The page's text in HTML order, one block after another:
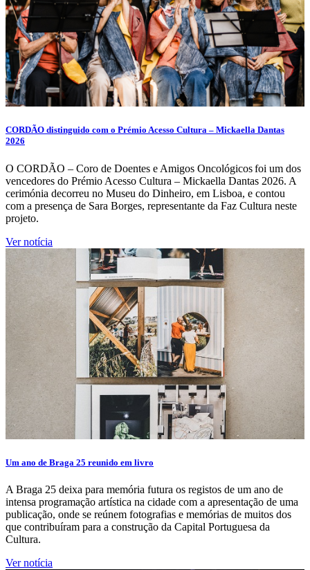
CORDÃO distinguido com o Prémio Acesso Cultura – Mickaella Dantas
2026
O CORDÃO – Coro de Doentes e Amigos Oncológicos foi um dos
vencedores do Prémio Acesso Cultura – Mickaella Dantas 2026. A
cerimónia decorreu no Museu do Dinheiro, em Lisboa, e contou
com a presença de Sara Borges, representante da Faz Cultura neste
projeto.
Ver notícia
Um ano de Braga 25 reunido em livro
A Braga 25 deixa para memória futura os registos de um ano de
intensa programação artística na cidade com a apresentação de uma
publicação, onde se reúnem fotografias e memórias de muitos dos
que contribuíram para a construção da Capital Portuguesa da
Cultura.
Ver notícia